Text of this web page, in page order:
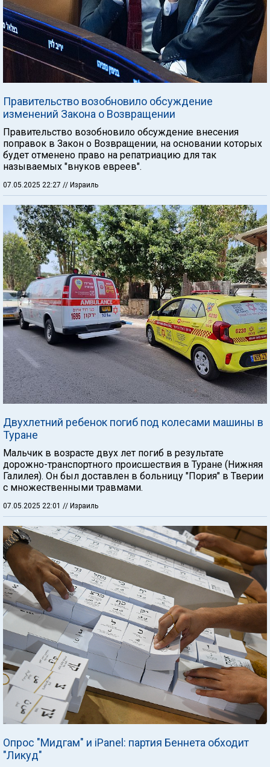
Правительство возобновило обсуждение
изменений Закона о Возвращении
Правительство возобновило обсуждение внесения
поправок в Закон о Возвращении, на основании которых
будет отменено право на репатриацию для так
называемых "внуков евреев".
07.05.2025 22:27 // Израиль
Двухлетний ребенок погиб под колесами машины в
Туране
Мальчик в возрасте двух лет погиб в результате
дорожно-транспортного происшествия в Туране (Нижняя
Галилея). Он был доставлен в больницу "Пория" в Тверии
с множественными травмами.
07.05.2025 22:01 // Израиль
Опрос "Мидгам" и iPanel: партия Беннета обходит
"Ликуд"